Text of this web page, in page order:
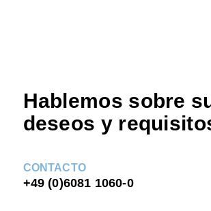
Hablemos sobre
deseos y
CONTACTO
+49 (0)6081 1060-0